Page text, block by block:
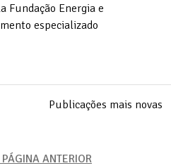
Fundação Energia e
especializado
Publicações mais novas
ANTERIOR